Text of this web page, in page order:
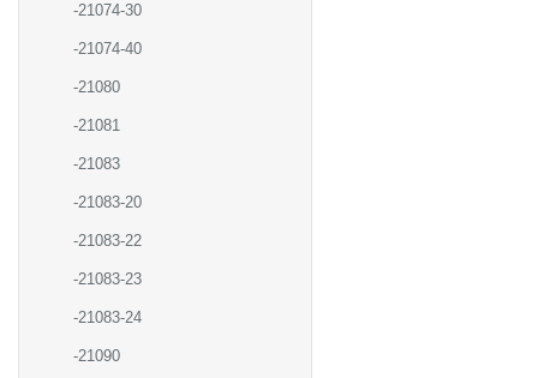
-21074-30
-21074-40
-21080
-21081
-21083
-21083-20
-21083-22
-21083-23
-21083-24
-21090